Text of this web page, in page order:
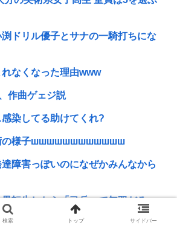
ドリル優子とサナの一騎打ちにな
なくなった理由www
作曲ゲェジ説
染してる助けてくれ?
術の様子шшшшшшшшшшшш
障害っぽいのになぜかみんなから
転生したら「弓兵」で無双だろ。
検索 トップ サイドバー